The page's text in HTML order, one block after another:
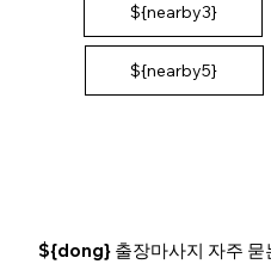
${nearby3}
${nearby5}
${dong} 출장마사지 자주 묻